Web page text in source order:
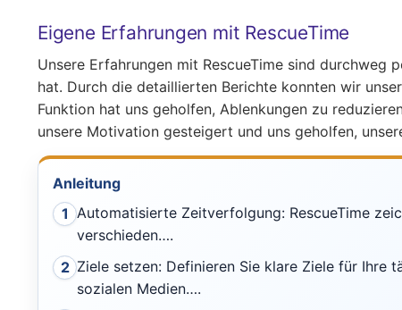
Eigene Erfahrungen mit RescueTime
Unsere Erfahrungen mit RescueTime sind
hat. Durch die detaillierten Berichte konnten wir
Funktion hat uns geholfen, Ablenkungen zu
unsere Motivation gesteigert und uns geholfen,
Anleitung
1 Automatisierte Zeitverfolgung: RescueTime
verschieden….
2 Ziele setzen: Definieren Sie klare Ziele für Ihre
sozialen Medien….